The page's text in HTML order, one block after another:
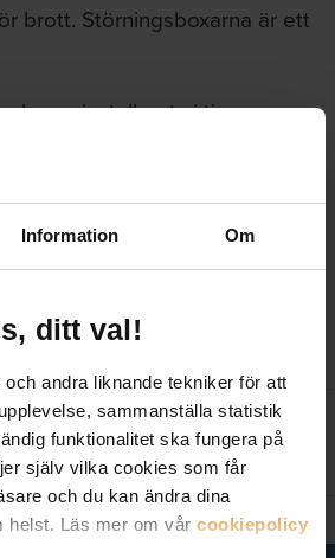
Information Om
ditt val!
andra liknande tekniker för att
sammanställa statistik
funktionalitet ska fungera på
själv vilka cookies som får
och du kan ändra dina
helst. Läs mer om vår cookiepolicy
brott. Störningsboxarna är ett
installerats i tio
Edsberg, och även i ett
Under våren planerar